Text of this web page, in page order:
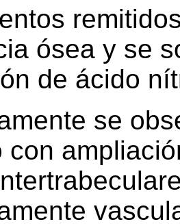
ósea y se
de ácido
se
con